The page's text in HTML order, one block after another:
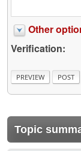
Other
Verification:
Topic